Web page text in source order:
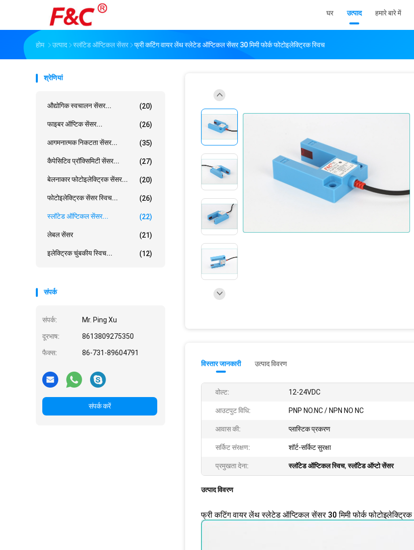
घर उत्पाद हमारे बारे में
होम उत्पाद स्लॉटेड ऑप्टिकल सेंसर फ्री कटिंग वायर लेंथ स्लेटेड ऑप्टिकल सेंसर 30 मिमी फोर्क फोटोइलेक्ट्रिक स्विच
श्रेणियां
औद्योगिक स्वचालन सेंसर... (20)
फाइबर ऑप्टिक सेंसर... (26)
आगमनात्मक निकटता सेंसर... (35)
कैपेसिटिव प्रॉक्सिमिटी सेंसर... (27)
बेलनाकार फोटोइलेक्ट्रिक सेंसर... (20)
फोटोइलेक्ट्रिक सेंसर स्विच... (26)
स्लॉटेड ऑप्टिकल सेंसर... (22)
लेबल सेंसर (21)
इलेक्ट्रिक चुंबकीय स्विच... (12)
संपर्क
संपर्क: Mr. Ping Xu
दूरभाष: 8613809275350
फैक्स: 86-731-89604791
संपर्क करें
विस्तार जानकारी उत्पाद विवरण
वोल्ट: 12-24VDC
आउटपुट विधि: PNP NO.NC / NPN NO NC
आवास की: प्लास्टिक प्रकरण
सर्किट संरक्षण: शॉर्ट-सर्किट सुरक्षा
प्रमुखता देना: स्लॉटेड ऑप्टिकल स्विच,स्लॉटेड ऑप्टो सेंसर
उत्पाद विवरण
फ्री कटिंग वायर लेंथ स्लेटेड ऑप्टिकल सेंसर 30 मिमी फोर्क फोटोइलेक्ट्रिक